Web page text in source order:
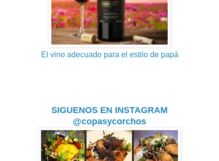
El vino adecuado para el estilo de papá
SIGUENOS EN INSTAGRAM
@copasycorchos